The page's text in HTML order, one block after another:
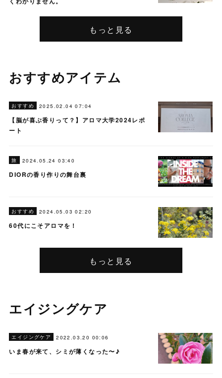
もっと見る
おすすめアイテム
おすすめ 2025.02.04 07:04
【脳が喜ぶ香りって？】アロマ大学2024レポ
ート
旅 2024.05.24 03:40
DIORの香り作りの舞台裏
おすすめ 2024.05.03 02:20
60代にこそアロマを！
もっと見る
エイジングケア
エイジングケア 2022.03.20 00:06
いま春が来て、シミが薄くなった〜♪